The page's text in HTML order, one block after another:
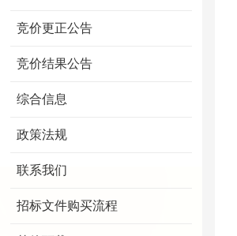
竞价更正公告
竞价结果公告
综合信息
政策法规
联系我们
招标文件购买流程